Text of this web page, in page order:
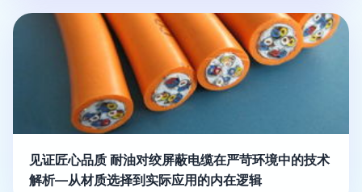
见证匠心品质 耐油对绞屏蔽电缆在严苛环境中的技术
解析—从材质选择到实际应用的内在逻辑